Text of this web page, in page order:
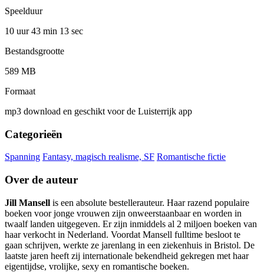
Speelduur
10 uur 43 min 13 sec
Bestandsgrootte
589 MB
Formaat
mp3 download en geschikt voor de Luisterrijk app
Categorieën
Spanning Fantasy, magisch realisme, SF Romantische fictie
Over de auteur
Jill Mansell is een absolute bestellerauteur. Haar razend populaire
boeken voor jonge vrouwen zijn onweerstaanbaar en worden in
twaalf landen uitgegeven. Er zijn inmiddels al 2 miljoen boeken van
haar verkocht in Nederland. Voordat Mansell fulltime besloot te
gaan schrijven, werkte ze jarenlang in een ziekenhuis in Bristol. De
laatste jaren heeft zij internationale bekendheid gekregen met haar
eigentijdse, vrolijke, sexy en romantische boeken.